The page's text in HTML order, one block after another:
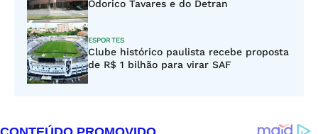
Odorico Tavares e do Detran
ESPORTES
Clube histórico paulista recebe proposta
de R$ 1 bilhão para virar SAF